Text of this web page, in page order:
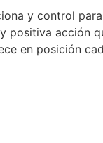
y control
acción
en posición